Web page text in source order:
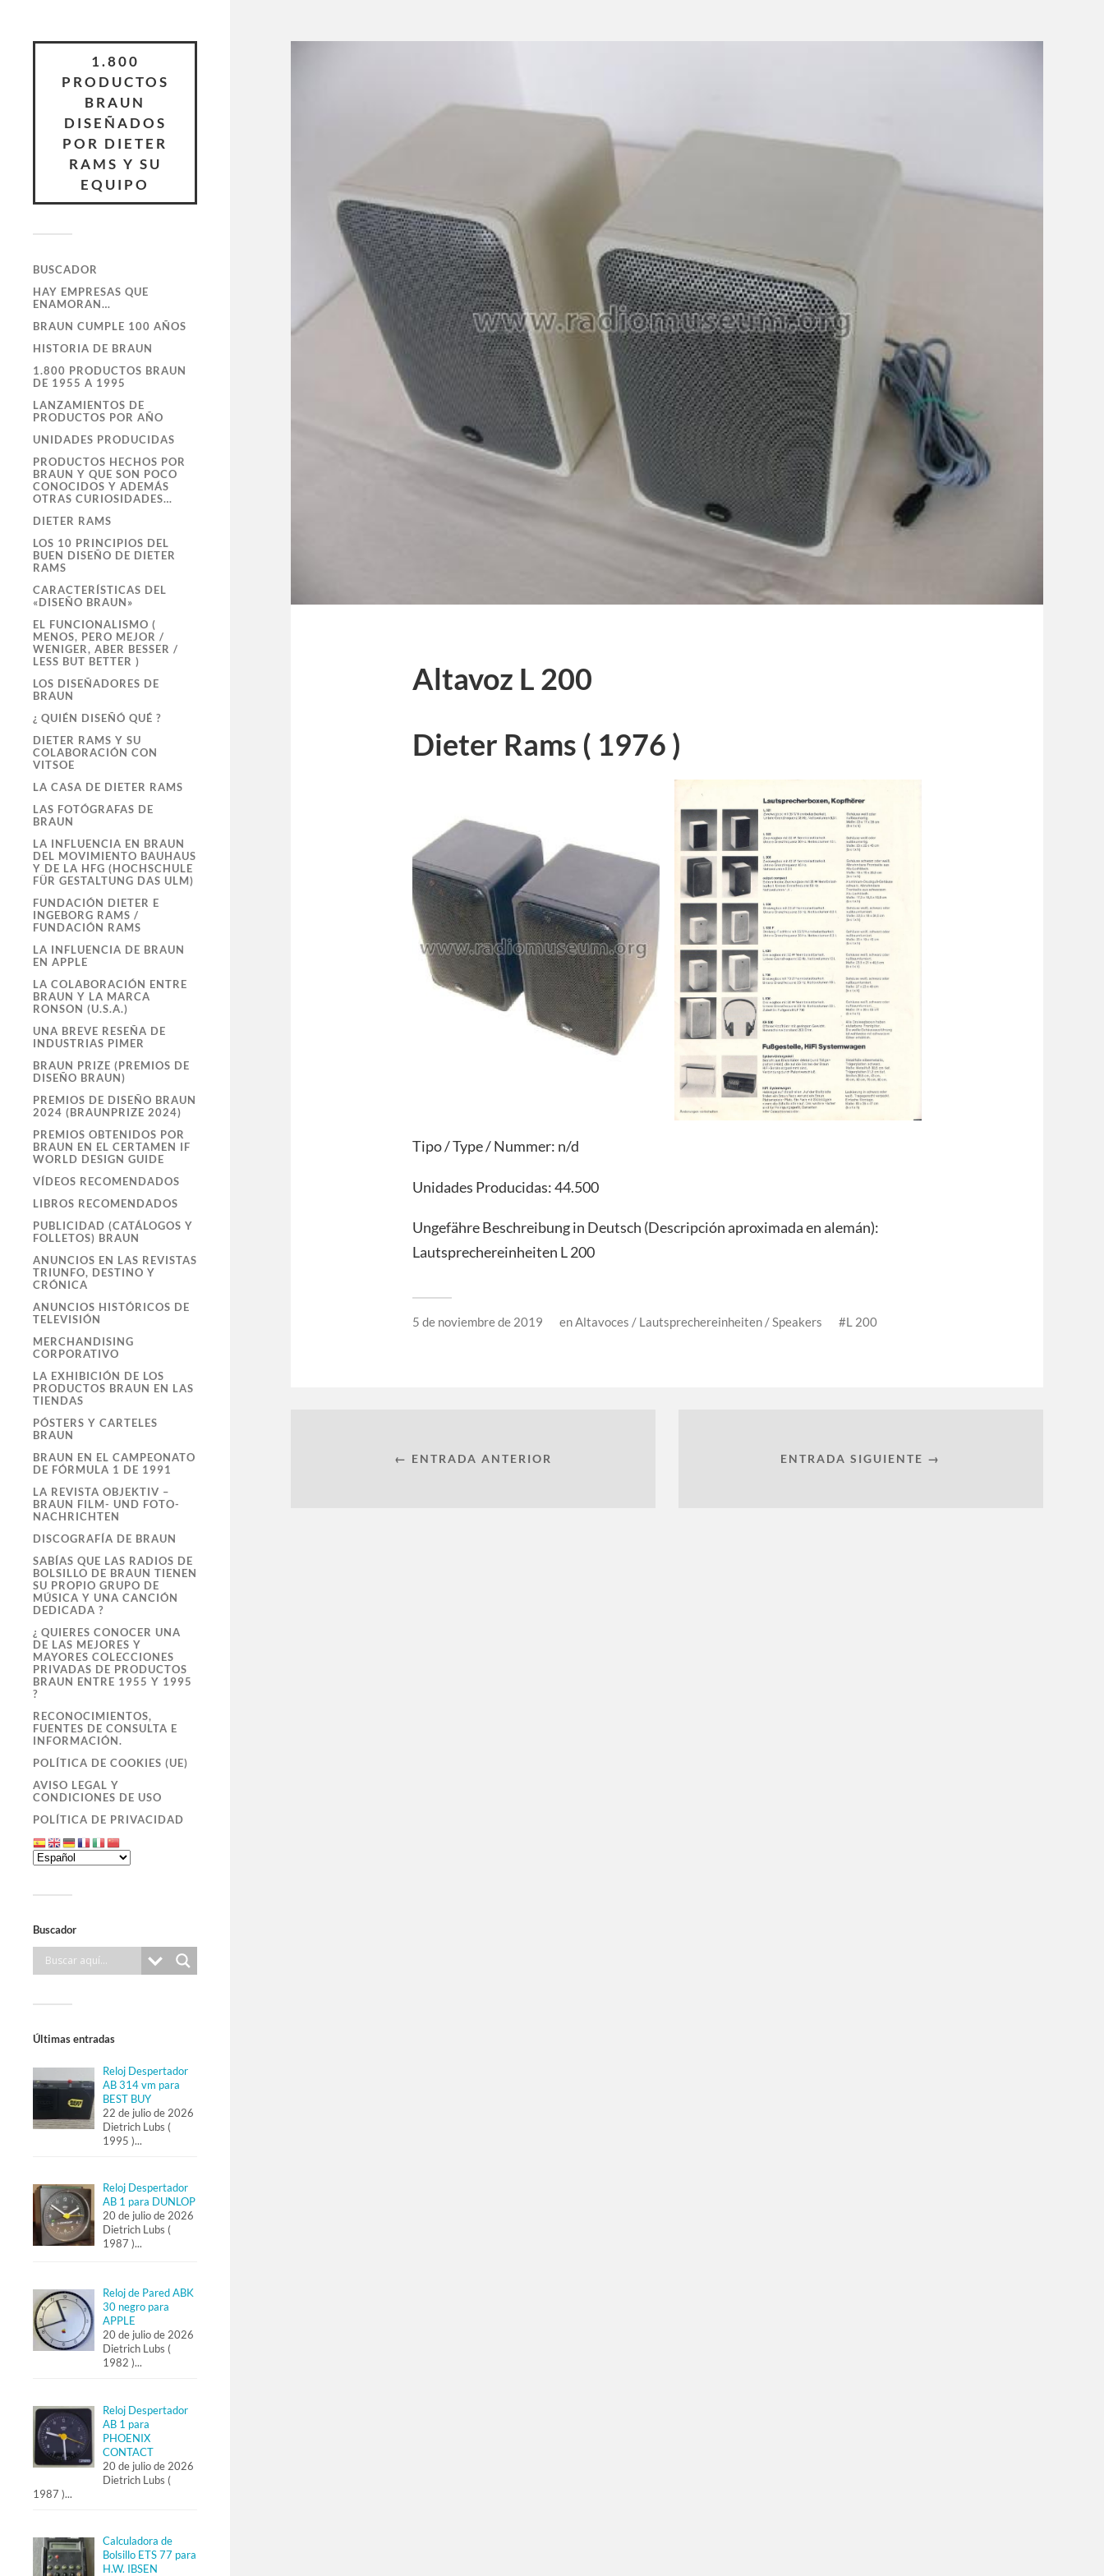
1.800
PRODUCTOS
BRAUN
DISEÑADOS
POR DIETER
RAMS Y SU
EQUIPO
BUSCADOR
HAY EMPRESAS QUE
ENAMORAN…
BRAUN CUMPLE 100 AÑOS
HISTORIA DE BRAUN
1.800 PRODUCTOS BRAUN
DE 1955 A 1995
LANZAMIENTOS DE
PRODUCTOS POR AÑO
UNIDADES PRODUCIDAS
PRODUCTOS HECHOS POR
BRAUN Y QUE SON POCO
CONOCIDOS Y ADEMÁS
OTRAS CURIOSIDADES…
DIETER RAMS
LOS 10 PRINCIPIOS DEL
BUEN DISEÑO DE DIETER
RAMS
CARACTERÍSTICAS DEL
«DISEÑO BRAUN»
EL FUNCIONALISMO (
MENOS, PERO MEJOR /
WENIGER, ABER BESSER /
LESS BUT BETTER )
LOS DISEÑADORES DE
BRAUN
¿ QUIÉN DISEÑÓ QUÉ ?
DIETER RAMS Y SU
COLABORACIÓN CON
VITSOE
LA CASA DE DIETER RAMS
LAS FOTÓGRAFAS DE
BRAUN
LA INFLUENCIA EN BRAUN
DEL MOVIMIENTO BAUHAUS
Y DE LA HFG (HOCHSCHULE
FÜR GESTALTUNG DAS ULM)
FUNDACIÓN DIETER E
INGEBORG RAMS /
FUNDACIÓN RAMS
LA INFLUENCIA DE BRAUN
EN APPLE
LA COLABORACIÓN ENTRE
BRAUN Y LA MARCA
RONSON (U.S.A.)
UNA BREVE RESEÑA DE
INDUSTRIAS PIMER
BRAUN PRIZE (PREMIOS DE
DISEÑO BRAUN)
PREMIOS DE DISEÑO BRAUN
2024 (BRAUNPRIZE 2024)
PREMIOS OBTENIDOS POR
BRAUN EN EL CERTAMEN IF
WORLD DESIGN GUIDE
VÍDEOS RECOMENDADOS
LIBROS RECOMENDADOS
PUBLICIDAD (CATÁLOGOS Y
FOLLETOS) BRAUN
ANUNCIOS EN LAS REVISTAS
TRIUNFO, DESTINO Y
CRÓNICA
ANUNCIOS HISTÓRICOS DE
TELEVISIÓN
MERCHANDISING
CORPORATIVO
LA EXHIBICIÓN DE LOS
PRODUCTOS BRAUN EN LAS
TIENDAS
PÓSTERS Y CARTELES
BRAUN
BRAUN EN EL CAMPEONATO
DE FÓRMULA 1 DE 1991
LA REVISTA OBJEKTIV –
BRAUN FILM- UND FOTO-
NACHRICHTEN
DISCOGRAFÍA DE BRAUN
SABÍAS QUE LAS RADIOS DE
BOLSILLO DE BRAUN TIENEN
SU PROPIO GRUPO DE
MÚSICA Y UNA CANCIÓN
DEDICADA ?
¿ QUIERES CONOCER UNA
DE LAS MEJORES Y
MAYORES COLECCIONES
PRIVADAS DE PRODUCTOS
BRAUN ENTRE 1955 Y 1995
?
RECONOCIMIENTOS,
FUENTES DE CONSULTA E
INFORMACIÓN.
POLÍTICA DE COOKIES (UE)
AVISO LEGAL Y
CONDICIONES DE USO
POLÍTICA DE PRIVACIDAD
Buscador
Últimas entradas
Reloj Despertador
AB 314 vm para
BEST BUY
22 de julio de 2026
Dietrich Lubs (
1995 )...
Reloj Despertador
AB 1 para DUNLOP
20 de julio de 2026
Dietrich Lubs (
1987 )...
Reloj de Pared ABK
30 negro para
APPLE
20 de julio de 2026
Dietrich Lubs (
1982 )...
Reloj Despertador
AB 1 para
PHOENIX
CONTACT
20 de julio de 2026
Dietrich Lubs (
1987 )...
Calculadora de
Bolsillo ETS 77 para
H.W. IBSEN
Altavoz L 200
Dieter Rams ( 1976 )
Tipo / Type / Nummer: n/d
Unidades Producidas: 44.500
Ungefähre Beschreibung in Deutsch (Descripción aproximada en alemán):
Lautsprechereinheiten L 200
5 de noviembre de 2019 enAltavoces / Lautsprechereinheiten / Speakers L 200
← ENTRADA ANTERIOR ENTRADA SIGUIENTE →